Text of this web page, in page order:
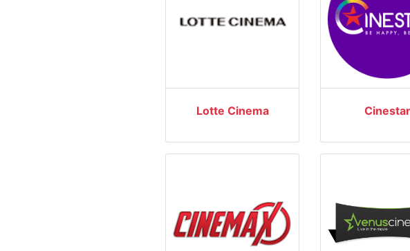
Lotte Cinema Cinestar